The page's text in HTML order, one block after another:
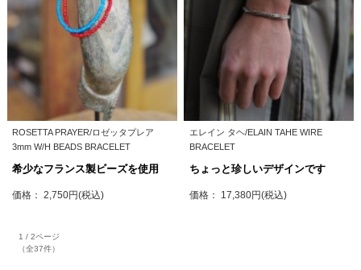
ROSETTA PRAYER/ロゼッタプレア
3mm W/H BEADS BRACELET
希少なフランス製ビーズを使用
価格： 2,750円(税込)
エレイン タヘ/ELAIN TAHE WIRE
BRACELET
ちょっと珍しいデザインです
価格： 17,380円(税込)
1 / 2ページ
（全37件）